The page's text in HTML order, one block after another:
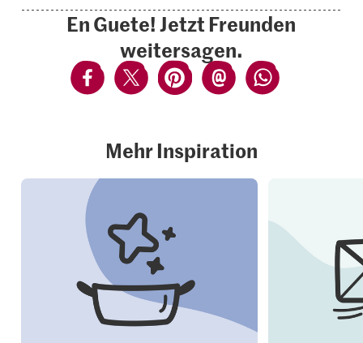
En Guete! Jetzt Freunden
weitersagen.
Mehr Inspiration